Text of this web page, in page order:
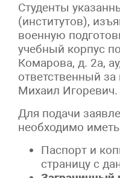
Студенты
(институтов),
военную
учебный корпус
Комарова, д. 2а,
ответственный
Михаил Игоревич.
Для подачи
необходимо
Паспорт и
страницу с